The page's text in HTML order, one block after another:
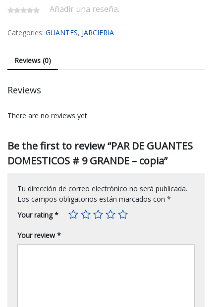
Añadir una reseña.
Categories: GUANTES, JARCIERIA
Reviews (0)
Reviews
There are no reviews yet.
Be the first to review “PAR DE GUANTES
DOMESTICOS # 9 GRANDE – copia”
Tu dirección de correo electrónico no será publicada.
Los campos obligatorios están marcados con *
Your rating*
Your review*